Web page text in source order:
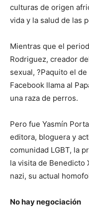
culturas de origen
vida y la salud de las
Mientras que el
Rodriguez, creador
sexual, ?Paquito el
Facebook llama al
una raza de perros.
Pero fue Yasmín
editora, bloguera y
comunidad LGBT, la
la visita de Benedicto
nazi, su actual
No hay negociación